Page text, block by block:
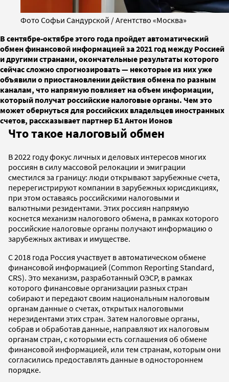
Фото Софьи Сандурской / Агентство «Москва»
В сентябре-октябре этого года пройдет автоматический
обмен финансовой информацией за 2021 год между Россией
и другими странами, окончательные результаты которого
сейчас сложно спрогнозировать — некоторые из них уже
объявили о приостановлении действия обмена по разным
каналам, что напрямую повлияет на объем информации,
который получат российские налоговые органы. Чем это
может обернуться для российских владельцев иностранных
счетов, рассказывает партнер Б1 Антон Ионов
Что такое налоговый обмен
В 2022 году фокус личных и деловых интересов многих
россиян в силу массовой релокации и эмиграции
сместился за границу: люди открывают зарубежные счета,
перерегистрируют компании в зарубежных юрисдикциях,
при этом оставаясь российскими налоговыми и
валютными резидентами. Этих россиян напрямую
коснется механизм налогового обмена, в рамках которого
российские налоговые органы получают информацию о
зарубежных активах и имуществе.
С 2018 года Россия участвует в автоматическом обмене
финансовой информацией (Common Reporting Standard,
CRS). Это механизм, разработанный ОЭСР, в рамках
которого финансовые организации разных стран
собирают и передают своим национальным налоговым
органам данные о счетах, открытых налоговыми
нерезидентами этих стран. Затем налоговые органы,
собрав и обработав данные, направляют их налоговым
органам стран, с которыми есть соглашения об обмене
финансовой информацией, или тем странам, которым они
согласились предоставлять данные в одностороннем
порядке.